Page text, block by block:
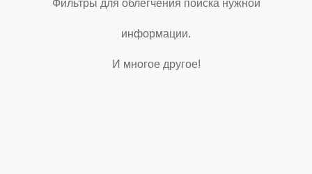
Фильтры для облегчения поиска нужной
информации.
И многое другое!